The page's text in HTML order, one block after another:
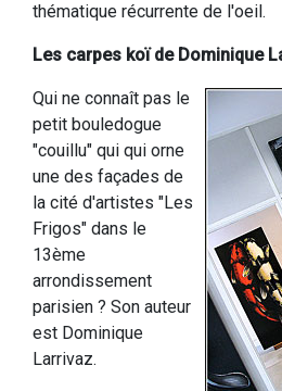
thématique récurrente de l'oeil.
Les carpes koï de Dominique
Qui ne connaît pas le
petit bouledogue
"couillu" qui qui orne
une des façades de
la cité d'artistes "Les
Frigos" dans le
13ème
arrondissement
parisien ? Son auteur
est Dominique
Larrivaz.